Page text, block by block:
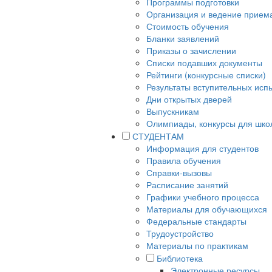
Организация и ведение
Стоимость обучения
Бланки заявлений
Приказы о зачислении
Списки подавших документы
Рейтинги (конкурсные списки)
Результаты вступительных
Дни открытых дверей
Выпускникам
Олимпиады, конкурсы для
СТУДЕНТАМ
Информация для студентов
Правила обучения
Справки-вызовы
Расписание занятий
Графики учебного процесса
Материалы для обучающихся
Федеральные стандарты
Трудоустройство
Материалы по практикам
Библиотека